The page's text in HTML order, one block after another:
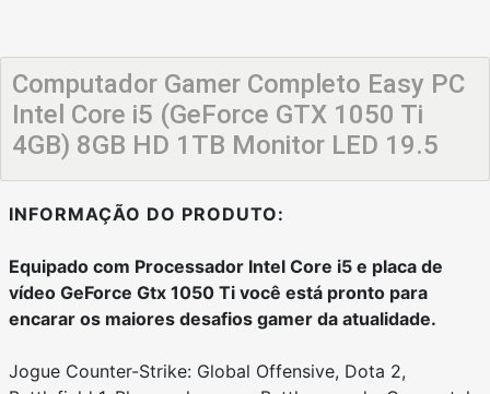
Computador Gamer Completo Easy PC
Intel Core i5 (GeForce GTX 1050 Ti
4GB) 8GB HD 1TB Monitor LED 19.5
INFORMAÇÃO DO PRODUTO:
Equipado com Processador Intel Core i5 e placa de
vídeo GeForce Gtx 1050 Ti você está pronto para
encarar os maiores desafios gamer da atualidade.
Jogue Counter-Strike: Global Offensive, Dota 2,